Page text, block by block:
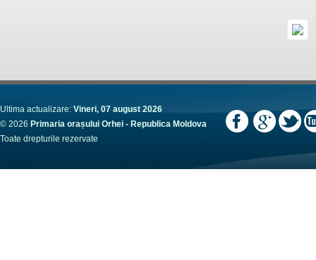
Ultima actualizare: Vineri, 07 august 2026
© 2026 Primaria orașului Orhei - Republica Moldova
Toate drepturile rezervate